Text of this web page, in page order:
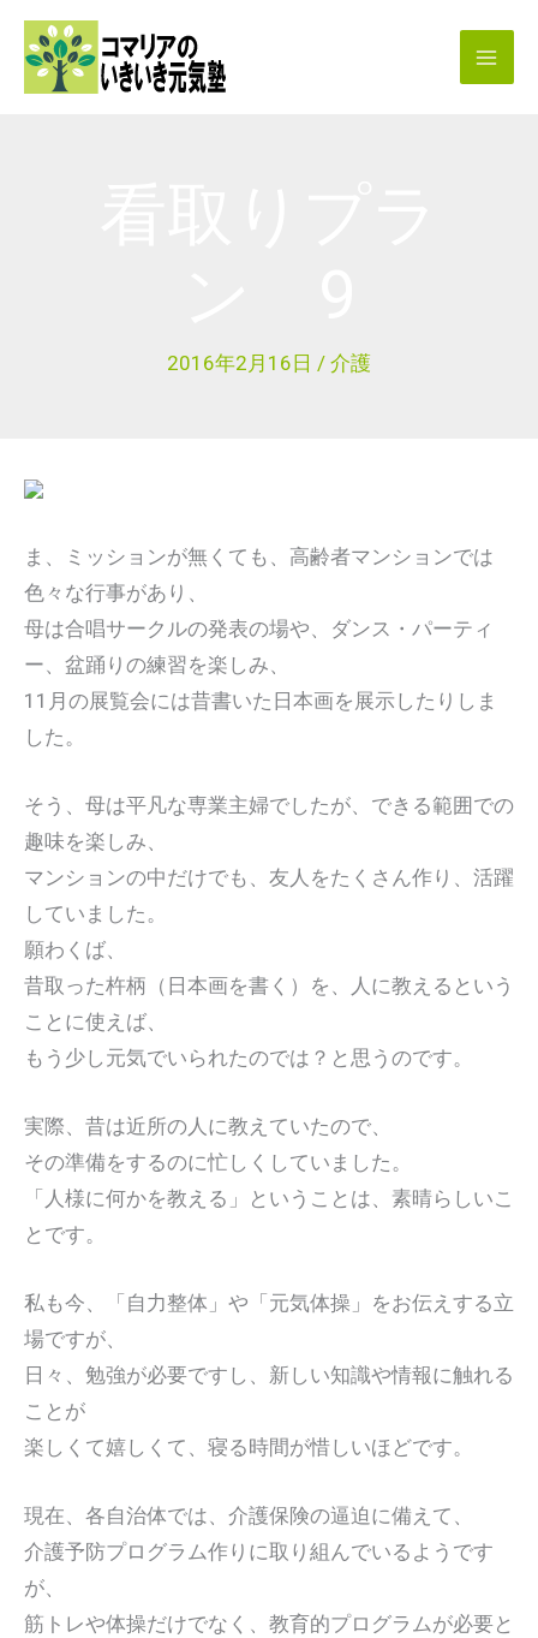
2016年2月16日 / 介護
ま、ミッションが無くても、高齢者マンションでは
色々な行事があり、
母は合唱サークルの発表の場や、ダンス・パーティ
ー、盆踊りの練習を楽しみ、
11月の展覧会には昔書いた日本画を展示したりしま
した。
そう、母は平凡な専業主婦でしたが、できる範囲での
趣味を楽しみ、
マンションの中だけでも、友人をたくさん作り、活躍
していました。
願わくば、
昔取った杵柄（日本画を書く）を、人に教えるという
ことに使えば、
もう少し元気でいられたのでは？と思うのです。
実際、昔は近所の人に教えていたので、
その準備をするのに忙しくしていました。
「人様に何かを教える」ということは、素晴らしいこ
とです。
私も今、「自力整体」や「元気体操」をお伝えする立
場ですが、
日々、勉強が必要ですし、新しい知識や情報に触れる
ことが
楽しくて嬉しくて、寝る時間が惜しいほどです。
現在、各自治体では、介護保険の逼迫に備えて、
介護予防プログラム作りに取り組んでいるようです
が、
筋トレや体操だけでなく、教育的プログラムが必要と